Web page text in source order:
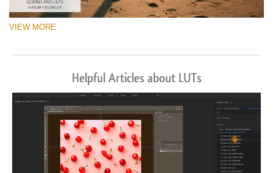
VIEW MORE
Helpful Articles about LUTs